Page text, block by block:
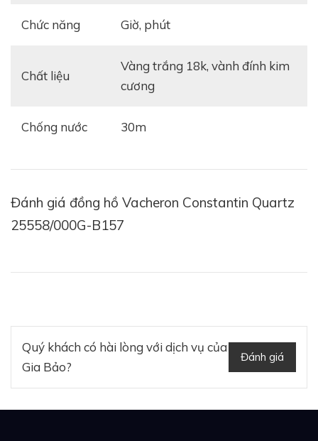
Chức năng giờ, phút
Chất liệu
vàng trắng 18k, vành đính kim
cương
Chống nước 30m
Đánh giá đồng hồ Vacheron Constantin Quartz
25558/000G-B157
Quý khách có hài lòng với dịch vụ của
Gia Bảo?
Đánh giá